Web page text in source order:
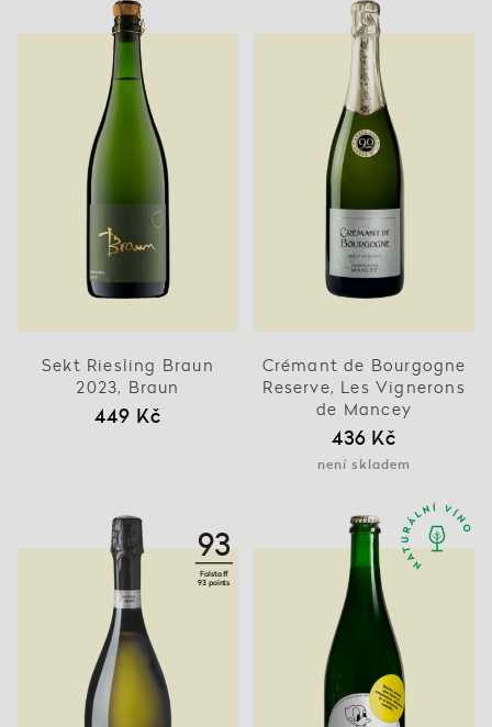
Sekt Riesling Braun
2023, Braun
449 Kč
Crémant de Bourgogne
Reserve, Les Vignerons
de Mancey
436 Kč
není skladem
93
Falstaff
93 points